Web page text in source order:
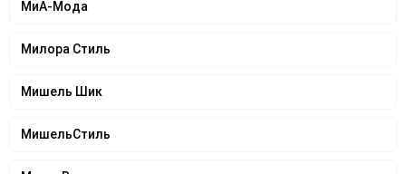
МиА-Мода
Милора Стиль
Мишель Шик
МишельСтиль